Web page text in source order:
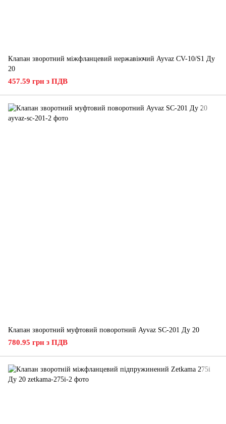
Клапан зворотний міжфланцевий нержавіючий Ayvaz CV-10/S1 Ду
20
457.59 грн з ПДВ
Клапан зворотний муфтовий поворотний Ayvaz SC-201 Ду 20
780.95 грн з ПДВ